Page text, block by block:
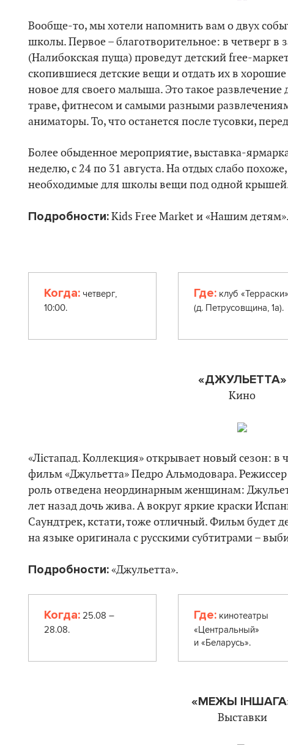
Вообще-то, мы хотели напомнить вам о двух
школы. Первое – благотворительное: в четверг в
(Налибокская пуща) проведут детский free-
скопившиеся детские вещи и отдать их в
новое для своего малыша. Это такое
траве, фитнесом и самыми разными
аниматоры. То, что останется после тусовки,
Более обыденное мероприятие, выставка-
неделю, с 24 по 31 августа. На отдых слабо
необходимые для школы вещи под одной
Подробности:Kids Free Market и «Нашим детям».
Когда: четверг,
10:00.
Где: клуб «Терраски»
(д. Петрусовщина, 1а).
«ДЖУЛЬЕТТА»
Кино
«Лістапад. Коллекция» открывает новый сезон: в
фильм «Джульетта» Педро Альмодовара. Режиссер
роль отведена неординарным женщинам:
лет назад дочь жива. А вокруг яркие краски
Саундтрек, кстати, тоже отличный.Фильм будет
на языке оригинала с русскими субтитрами –
Подробности:«Джульетта».
Когда:25.08 –
28.08.
Где: кинотеатры
«Центральный»
и «Беларусь».
«МЕЖЫ
Выставки